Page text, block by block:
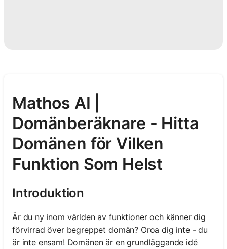
Mathos AI |
Domänberäknare - Hitta
Domänen för Vilken
Funktion Som Helst
Introduktion
Är du ny inom världen av funktioner och känner dig
förvirrad över begreppet domän? Oroa dig inte - du
är inte ensam! Domänen är en grundläggande idé